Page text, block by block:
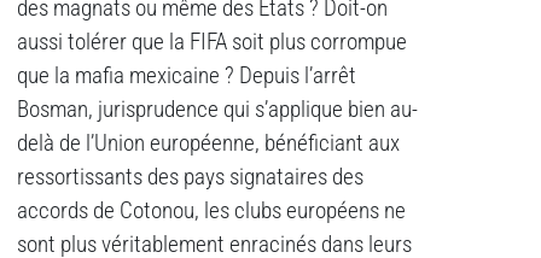
des magnats ou même des États ? Doit-on
aussi tolérer que la FIFA soit plus corrompue
que la mafia mexicaine ? Depuis l’arrêt
Bosman, jurisprudence qui s’applique bien au-
delà de l’Union européenne, bénéficiant aux
ressortissants des pays signataires des
accords de Cotonou, les clubs européens ne
sont plus véritablement enracinés dans leurs